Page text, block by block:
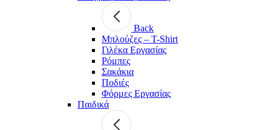
Back
Μπλούζες – T-Shirt
Γιλέκα Εργασίας
Ρόμπες
Σακάκια
Ποδιές
Φόρμες Εργασίας
Παιδικά